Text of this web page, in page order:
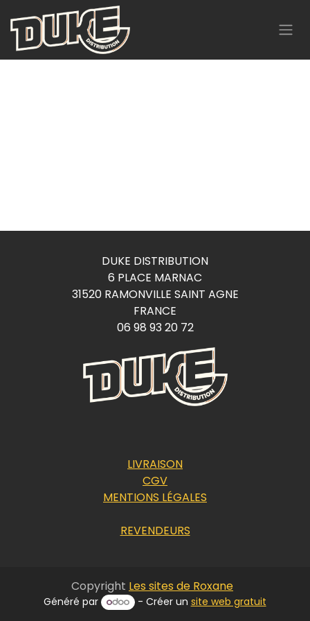
Se rendre au contenu
DUKE DISTRIBUTION
6 PLACE MARNAC
31520 RAMONVILLE SAINT AGNE
FRANCE
06 98 93 20 72
LIVRAISON
CGV
MENTIONS LÉGALES
REVENDEURS
Copyright Les sites de Roxane
Généré par - Créer un site web gratuit